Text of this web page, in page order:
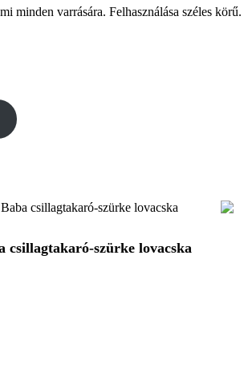
minden varrására. Felhasználása széles körű.
csillagtakaró-szürke lovacska